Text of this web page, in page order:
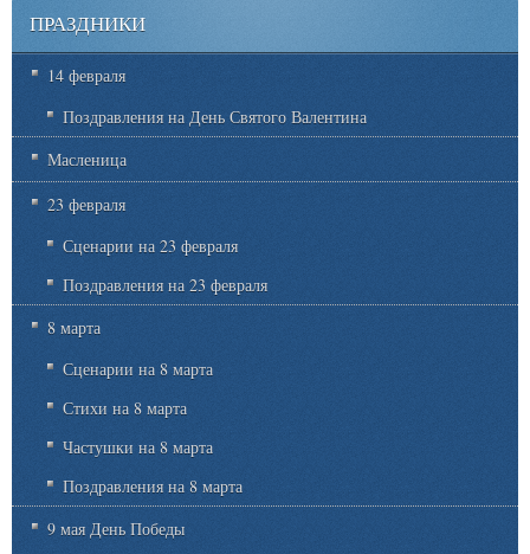
ПРАЗДНИКИ
14 февраля
Поздравления на День Святого Валентина
Масленица
23 февраля
Сценарии на 23 февраля
Поздравления на 23 февраля
8 марта
Сценарии на 8 марта
Стихи на 8 марта
Частушки на 8 марта
Поздравления на 8 марта
9 мая День Победы